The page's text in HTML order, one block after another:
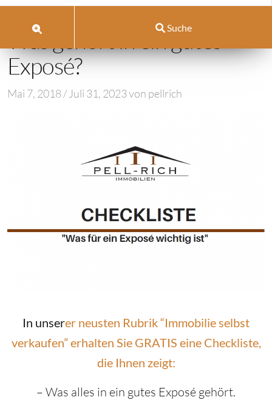
Suche
Immobilie selbst verkaufen:
Was gehört in ein gutes
Exposé?
Mai 7, 2018/ Juli 31, 2023von pellrich
In unserer neusten Rubrik “Immobilie selbst
verkaufen” erhalten Sie GRATIS eine Checkliste,
die Ihnen zeigt:
– Was alles in ein gutes Exposé gehört.